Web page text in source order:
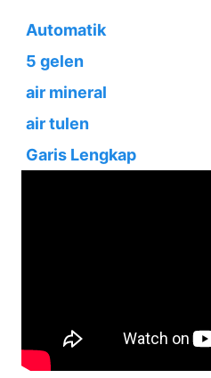
Automatik
5 gelen
air mineral
air tulen
Garis Lengkap